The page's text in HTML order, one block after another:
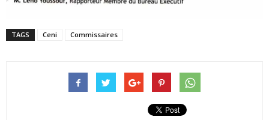
TAGS Ceni Commissaires